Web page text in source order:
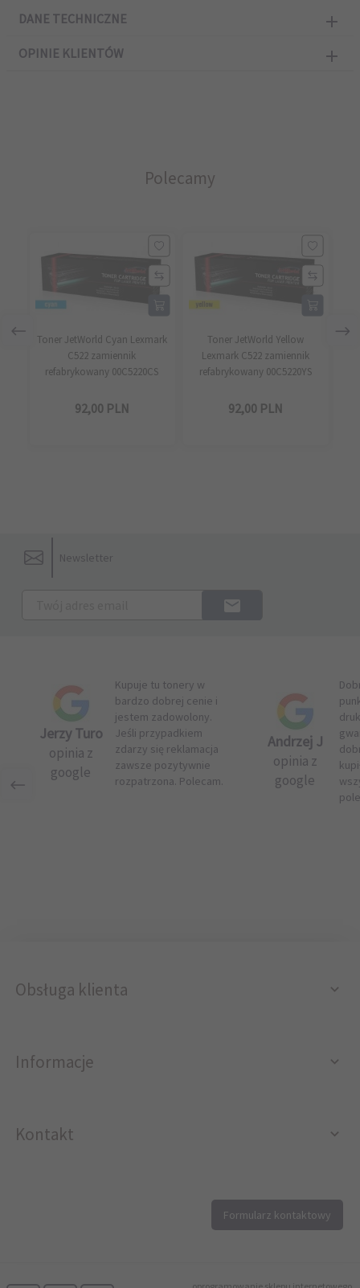
DANE TECHNICZNE
OPINIE KLIENTÓW
Polecamy
Toner JetWorld Cyan Lexmark
C522 zamiennik
refabrykowany 00C5220CS
92,00 PLN
Toner JetWorld Yellow
Lexmark C522 zamiennik
refabrykowany 00C5220YS
92,00 PLN
Newsletter
Jerzy Turo
opinia z
google
Kupuje tu tonery w
bardzo dobrej cenie i
jestem zadowolony.
Jeśli przypadkiem
zdarzy się reklamacja
zawsze pozytywnie
rozpatrzona. Polecam.
Andrzej J
opinia z
google
Obsługa klienta
Informacje
Kontakt
Formularz kontaktowy